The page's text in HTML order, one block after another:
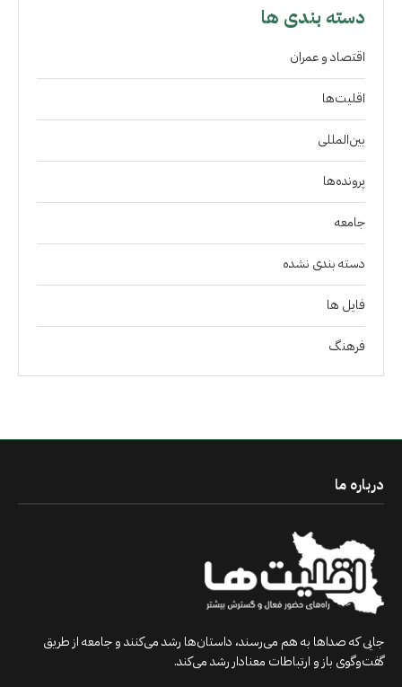
دسته بندی ها
اقتصاد و عمران
اقلیت‌ها
بین‌المللی
پرونده‌ها
جامعه
دسته بندی نشده
فايل ها
فرهنگ
درباره ما
جایی که صداها به هم می‌رسند، داستان‌ها رشد می‌کنند و جامعه از طریق
گفت‌وگوی باز و ارتباطات معنادار رشد می‌کند.